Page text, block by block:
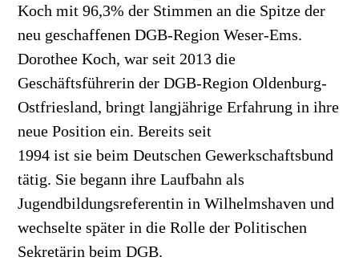
Koch mit 96,3% der Stimmen an die Spitze der
neu geschaffenen DGB-Region Weser-Ems.
Dorothee Koch, war seit 2013 die
Geschäftsführerin der DGB-Region Oldenburg-
Ostfriesland, bringt langjährige Erfahrung in ihre
neue Position ein. Bereits seit
1994 ist sie beim Deutschen Gewerkschaftsbund
tätig. Sie begann ihre Laufbahn als
Jugendbildungsreferentin in Wilhelmshaven und
wechselte später in die Rolle der Politischen
Sekretärin beim DGB.